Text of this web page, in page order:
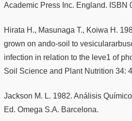
Academic Press Inc. England. ISBN
Hirata H., Masunaga T., Koiwa H.
grown on ando-soil to
infection in relation to the leve1 of
Soil Science and Plant Nutrition 34:
Jackson M. L. 1982. Análisis
Ed. Omega S.A. Barcelona.